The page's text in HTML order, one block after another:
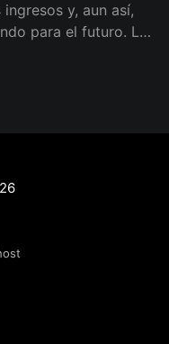
y, aun así,
para el futuro. La
propósito, un plazo